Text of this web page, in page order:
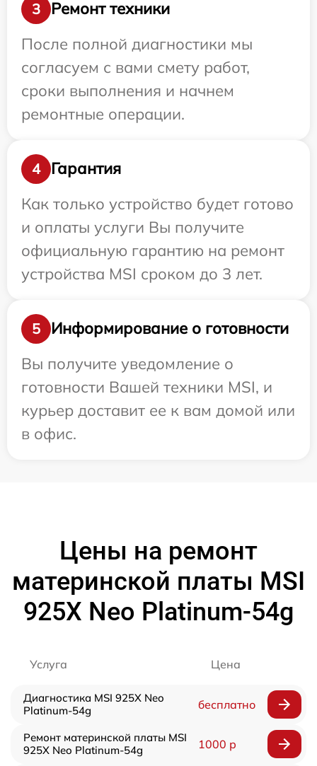
3
Ремонт техники
После полной диагностики мы
согласуем с вами смету работ,
сроки выполнения и начнем
ремонтные операции.
4
Гарантия
Как только устройство будет готово
и оплаты услуги Вы получите
официальную гарантию на ремонт
устройства MSI сроком до 3 лет.
5
Информирование о готовности
Вы получите уведомление о
готовности Вашей техники MSI, и
курьер доставит ее к вам домой или
в офис.
Цены на ремонт
материнской платы MSI
925X Neo Platinum-54g
Услуга Цена
Диагностика MSI 925X Neo
Platinum-54g
бесплатно
Ремонт материнской платы MSI
925X Neo Platinum-54g
1000 р